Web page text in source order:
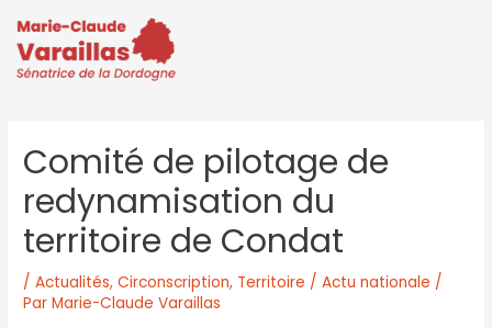
Comité de pilotage de
redynamisation du
territoire de Condat
/Actualités,Circonscription, Territoire / Actu nationale /
ParMarie-Claude Varaillas